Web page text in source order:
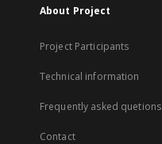
About Project
Project Participants
Technical information
Frequently asked quetions
Contact